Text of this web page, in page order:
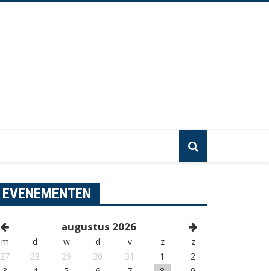
EVENEMENTEN
augustus 2026
m d w d v z
z
27
28 29 30 31 1
2